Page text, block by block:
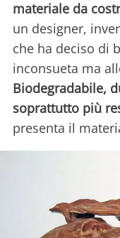
materiale da
un designer,
che ha deciso di
inconsueta ma
Biodegradabile,
soprattutto più
presenta il